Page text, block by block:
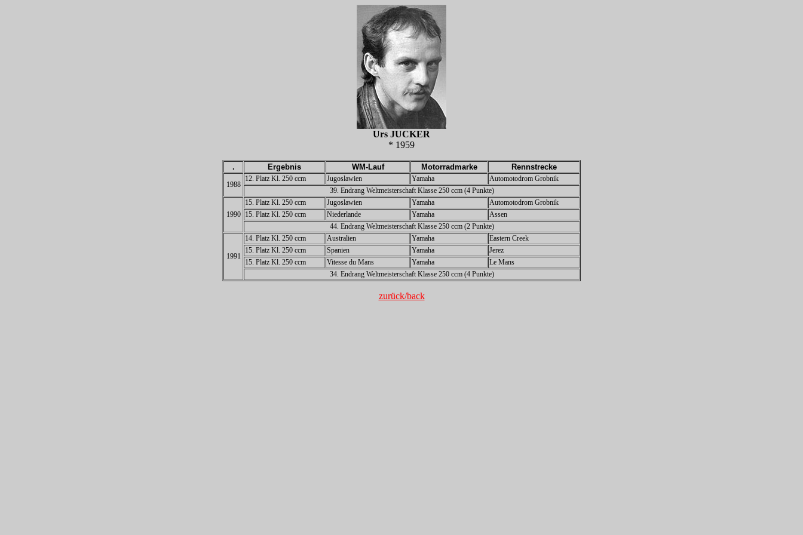
Urs JUCKER
* 1959
. Ergebnis WM-Lauf Motorradmarke Rennstrecke
1988
12. Platz Kl. 250 ccm Jugoslawien Yamaha
Automotodrom Grobnik
39. Endrang Weltmeisterschaft Klasse 250 ccm (4 Punkte)
1990
15. Platz Kl. 250 ccm Jugoslawien Yamaha
Automotodrom Grobnik
15. Platz Kl. 250 ccm
Niederlande Yamaha
Assen
44. Endrang Weltmeisterschaft Klasse 250 ccm (2 Punkte)
1991
14. Platz Kl. 250 ccm Australien Yamaha
Eastern Creek
15. Platz Kl. 250 ccm
Spanien Yamaha
Jerez
15. Platz Kl. 250 ccm
Vitesse du Mans Yamaha
Le Mans
34. Endrang Weltmeisterschaft Klasse 250 ccm (4 Punkte)
zurück/back